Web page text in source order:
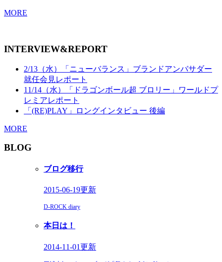
MORE
INTERVIEW&REPORT
2/13（水）「ニューバランス」ブランドアンバサダー
就任会見レポート
11/14（水）「ドラゴンボール超 ブロリー」ワールドプ
レミアレポート
「(RE)PLAY」ロングインタビュー 後編
MORE
BLOG
ブログ移行
2015-06-19更新
D-ROCK diary
本日は！
2014-11-01更新